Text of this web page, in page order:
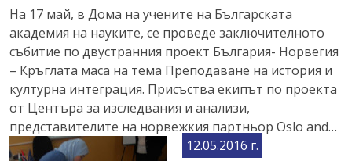
На 17 май, в Дома на учените на Българската
академия на науките, се проведе заключителното
събитие по двустранния проект България- Норвегия
– Кръглата маса на тема Преподаване на история и
културна интеграция. Присъства екипът по проекта
от Центъра за изследвания и анализи,
представителите на норвежкия партньор Oslo and…
12.05.2016 г.